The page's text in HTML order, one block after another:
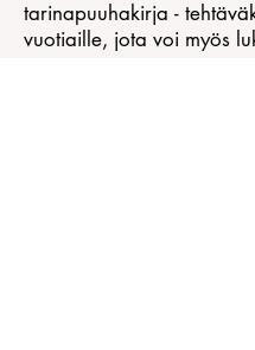
tarinapuuhakirja -
vuotiaille, jota voi myös